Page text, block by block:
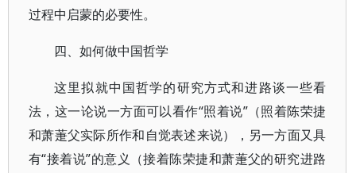
过程中启蒙的必要性。
四、如何做中国哲学
这里拟就中国哲学的研究方式和进路谈一些看
法，这一论说一方面可以看作“照着说”（照着陈荣捷
和萧萐父实际所作和自觉表述来说），另一方面又具
有“接着说”的意义（接着陈荣捷和萧萐父的研究进路